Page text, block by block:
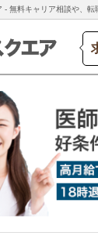
- 無料キャリア相談や、